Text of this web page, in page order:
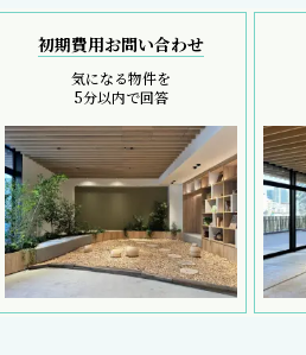
初期費用お問い合わせ
気になる物件を
5分以内で回答